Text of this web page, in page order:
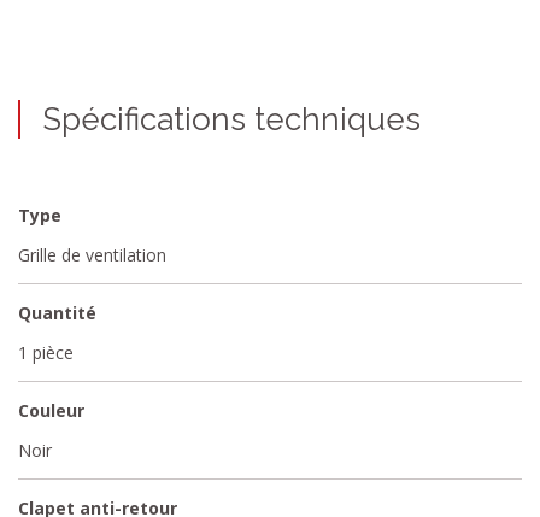
Spécifications techniques
Type
Grille de ventilation
Quantité
1 pièce
Couleur
Noir
Clapet anti-retour